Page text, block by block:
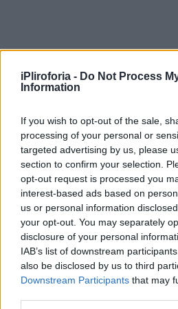
iPliroforia - Do Not Process
Information
If you wish to opt-out of the sale,
processing of your personal or
targeted advertising by us, please
section to confirm your selection.
opt-out request is processed you
interest-based ads based on
us or personal information
your opt-out. You may separately
disclosure of your personal
IAB’s list of downstream
also be disclosed by us to third
Downstream Participants that may
έχασε τη ζωή του, ενώ ο
διακομίστηκε
νοσοκομείο των Χανίων,
neakriti.gr.
Σύμφωνα με τις πρώτες
άνδρες, αμφότεροι
μεγάλο ύψος ενώ
Οι Αρχές διεξάγουν